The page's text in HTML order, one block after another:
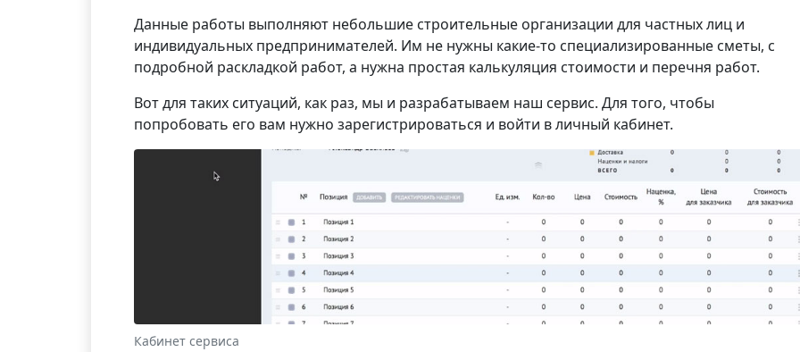
Данные работы выполняют небольшие строительные организации для частных лиц и
индивидуальных предпринимателей. Им не нужны какие-то специализированные сметы, с
подробной раскладкой работ, а нужна простая калькуляция стоимости и перечня работ.
Вот для таких ситуаций, как раз, мы и разрабатываем наш сервис. Для того, чтобы
попробовать его вам нужно зарегистрироваться и войти в личный кабинет.
Кабинет сервиса